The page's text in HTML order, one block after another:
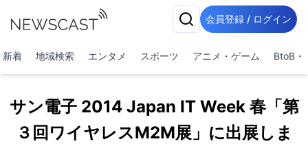
会員登録 / ログイン
新着 地域検索 エンタメ スポーツ アニメ・ゲーム BtoB・
サン電子 2014 Japan IT Week 春「第
３回ワイヤレスM2M展」に出展しま